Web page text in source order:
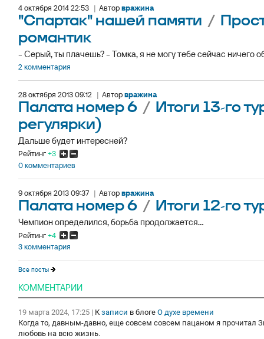
4 октября 2014 22:53 | Авторврaжина
"Спартак" нашей памяти /
романтик
- Серый, ты плачешь? - Томка, я не могу тебе сейчас ничего
2 комментария
28 октября 2013 09:12 | Авторврaжина
Палата номер 6 / Итоги 13-го
регулярки)
Дальше будет интересней?
Рейтинг+3
0 комментариев
9 октября 2013 09:37 | Авторврaжина
Палата номер 6 / Итоги 12-го
Чемпион определился, борьба продолжается...
Рейтинг+4
3 комментария
Все посты
КОММЕНТАРИИ
19 марта 2024, 17:25 | К записи в блоге О духе времени
Когда то, давным-давно, еще совсем совсем пацаном я прочитал
любовь на всю жизнь.